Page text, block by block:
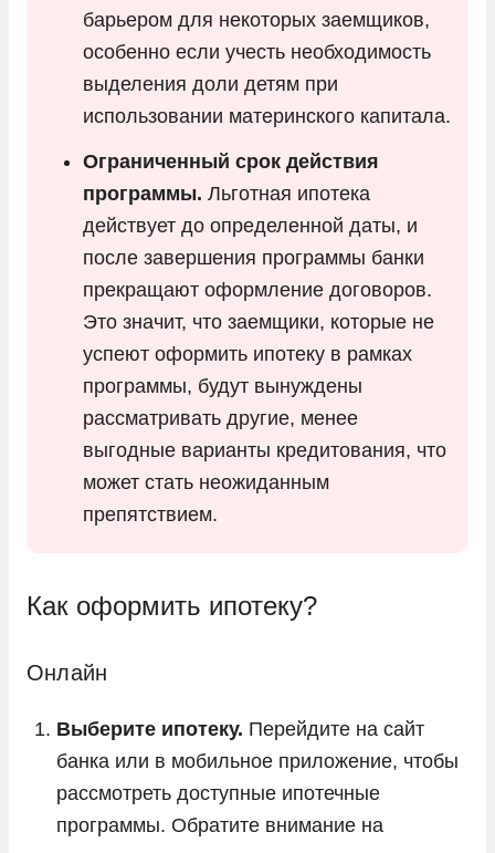
барьером для некоторых заемщиков,
особенно если учесть необходимость
выделения доли детям при
использовании материнского капитала.
Ограниченный срок действия
программы. Льготная ипотека
действует до определенной даты, и
после завершения программы банки
прекращают оформление договоров.
Это значит, что заемщики, которые не
успеют оформить ипотеку в рамках
программы, будут вынуждены
рассматривать другие, менее
выгодные варианты кредитования, что
может стать неожиданным
препятствием.
Как оформить ипотеку?
Онлайн
Выберите ипотеку. Перейдите на сайт
банка или в мобильное приложение, чтобы
рассмотреть доступные ипотечные
программы. Обратите внимание на